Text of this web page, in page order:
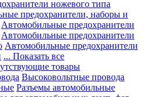
ножевого типа
предохранители, наборы и
Автомобильные предохранители
Автомобильные предохранители
Автомобильные предохранители
... Показать все
товары
Высоковольтные провода
Разъемы автомобильные